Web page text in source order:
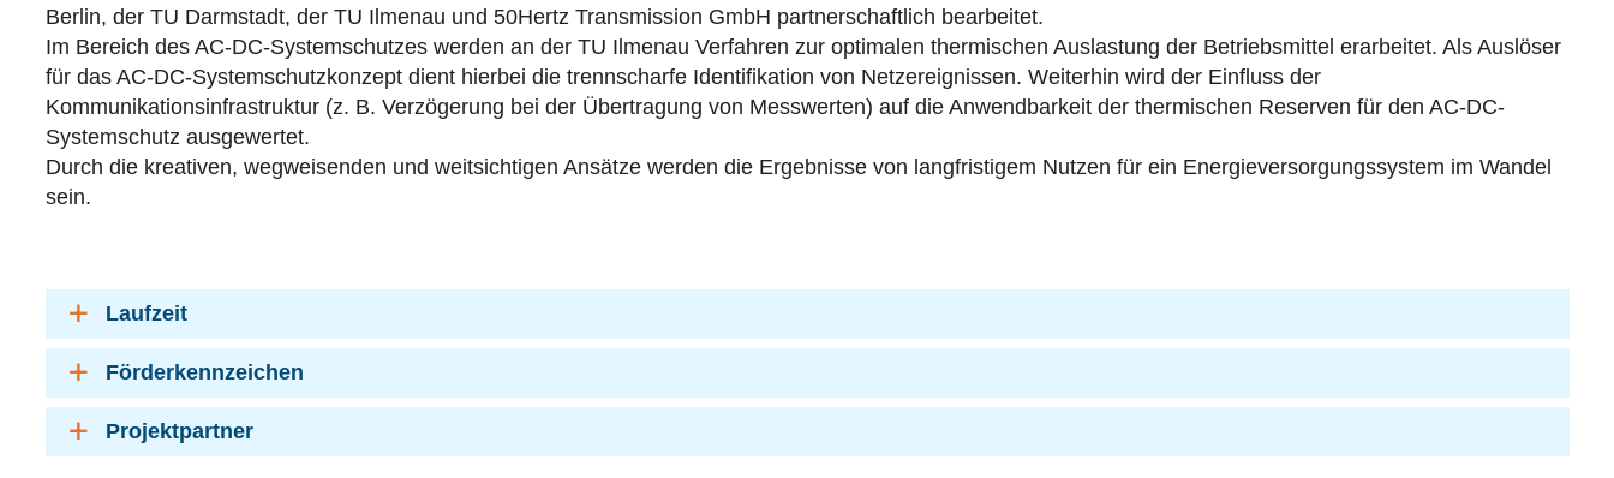
Berlin, der TU Darmstadt, der TU Ilmenau und 50Hertz Transmission GmbH partnerschaftlich bearbeitet.
Im Bereich des AC-DC-Systemschutzes werden an der TU Ilmenau Verfahren zur optimalen thermischen Auslastung der Betriebsmittel erarbeitet. Als Auslöser
für das AC-DC-Systemschutzkonzept dient hierbei die trennscharfe Identifikation von Netzereignissen. Weiterhin wird der Einfluss der
Kommunikationsinfrastruktur (z. B. Verzögerung bei der Übertragung von Messwerten) auf die Anwendbarkeit der thermischen Reserven für den AC-DC-
Systemschutz ausgewertet.
Durch die kreativen, wegweisenden und weitsichtigen Ansätze werden die Ergebnisse von langfristigem Nutzen für ein Energieversorgungssystem im Wandel
sein.
Laufzeit
Förderkennzeichen
Projektpartner